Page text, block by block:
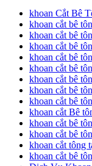
khoan Cắt Bê
khoan cắt bê
khoan cắt bê
khoan cắt bê
khoan cắt bê
khoan cắt bê
khoan cắt bê
khoan cắt bê
khoan cắt bê
khoan cắt Bê
khoan cắt bê
khoan cắt bê
khoan cắt tông
khoan cắt bê